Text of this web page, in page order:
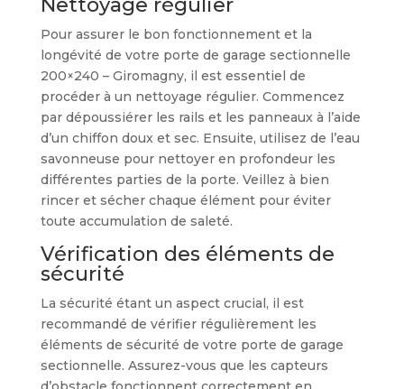
Pour assurer le bon fonctionnement et la
longévité de votre porte de garage sectionnelle
200×240 – Giromagny, il est essentiel de
procéder à un nettoyage régulier. Commencez
par dépoussiérer les rails et les panneaux à l’aide
d’un chiffon doux et sec. Ensuite, utilisez de l’eau
savonneuse pour nettoyer en profondeur les
différentes parties de la porte. Veillez à bien
rincer et sécher chaque élément pour éviter
toute accumulation de saleté.
Vérification des éléments de
sécurité
La sécurité étant un aspect crucial, il est
recommandé de vérifier régulièrement les
éléments de sécurité de votre porte de garage
sectionnelle. Assurez-vous que les capteurs